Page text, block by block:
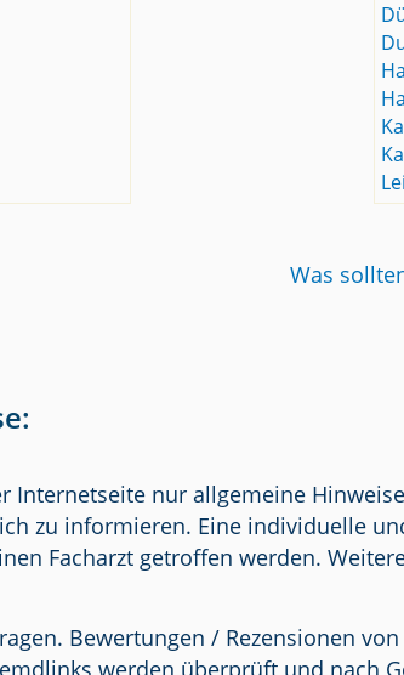
Was
Internetseite nur allgemeine
zu informieren. Eine individuelle
Facharzt getroffen werden.
Bewertungen / Rezensionen
werden überprüft und nach